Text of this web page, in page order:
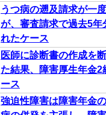
うつ病の遡及請求が一
が、審査請求で過去5年
れたケース
医師に診断書の作成を
た結果、障害厚生年金2
ース
強迫性障害は障害年金